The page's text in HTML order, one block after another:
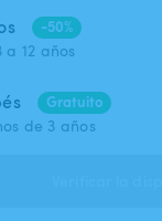
-50%
a 12 años
Gratuito
de 3 años